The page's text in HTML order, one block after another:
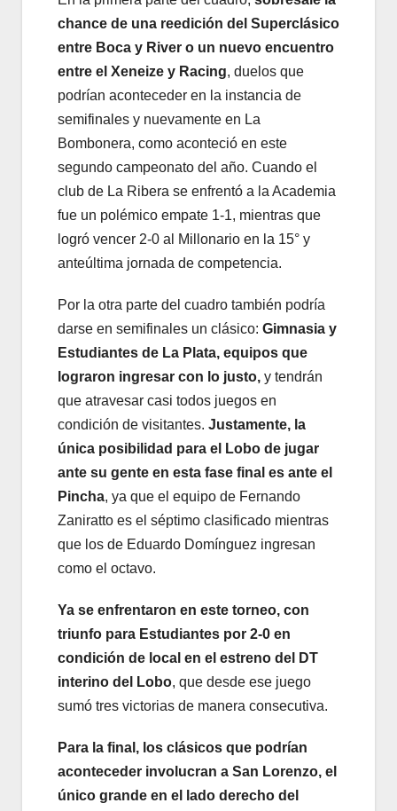
chance de una reedición del Superclásico
entre Boca y River o un nuevo encuentro
entre el Xeneize y Racing, duelos que
podrían aconteceder en la instancia de
semifinales y nuevamente en La
Bombonera, como aconteció en este
segundo campeonato del año. Cuando el
club de La Ribera se enfrentó a la Academia
fue un polémico empate 1-1, mientras que
logró vencer 2-0 al Millonario en la 15° y
anteúltima jornada de competencia.
Por la otra parte del cuadro también podría
darse en semifinales un clásico: Gimnasia y
Estudiantes de La Plata, equipos que
lograron ingresar con lo justo, y tendrán
que atravesar casi todos juegos en
condición de visitantes. Justamente, la
única posibilidad para el Lobo de jugar
ante su gente en esta fase final es ante el
Pincha, ya que el equipo de Fernando
Zaniratto es el séptimo clasificado mientras
que los de Eduardo Domínguez ingresan
como el octavo.
Ya se enfrentaron en este torneo, con
triunfo para Estudiantes por 2-0 en
condición de local en el estreno del DT
interino del Lobo, que desde ese juego
sumó tres victorias de manera consecutiva.
Para la final, los clásicos que podrían
aconteceder involucran a San Lorenzo, el
único grande en el lado derecho del